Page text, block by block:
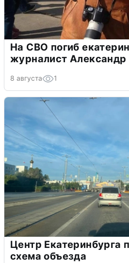
На СВО погиб
журналист Александр
8 августа 1
Центр Екатеринбурга
схема объезда